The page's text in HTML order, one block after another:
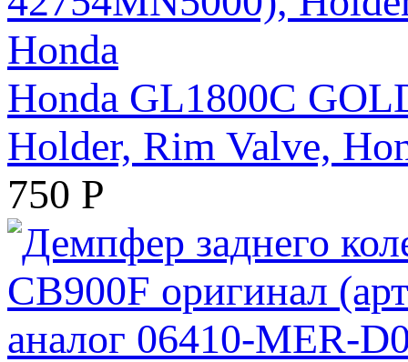
Honda GL1800C
Holder, Rim Valve,
750 Р